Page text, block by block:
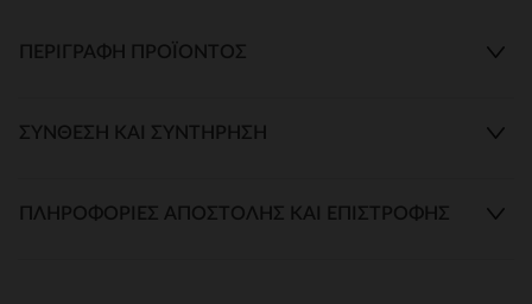
ΠΕΡΙΓΡΑΦΉ ΠΡΟΪΌΝΤΟΣ
ΣΎΝΘΕΣΗ ΚΑΙ ΣΥΝΤΉΡΗΣΗ
ΠΛΗΡΟΦΟΡΊΕΣ ΑΠΟΣΤΟΛΉΣ ΚΑΙ ΕΠΙΣΤΡΟΦΉΣ